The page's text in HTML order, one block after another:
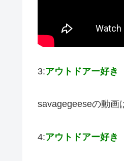
3:アウトドアー好き
savagegeeseの動画
4:アウトドアー好き